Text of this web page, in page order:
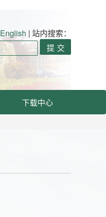
English | 站内搜索：
下载中心